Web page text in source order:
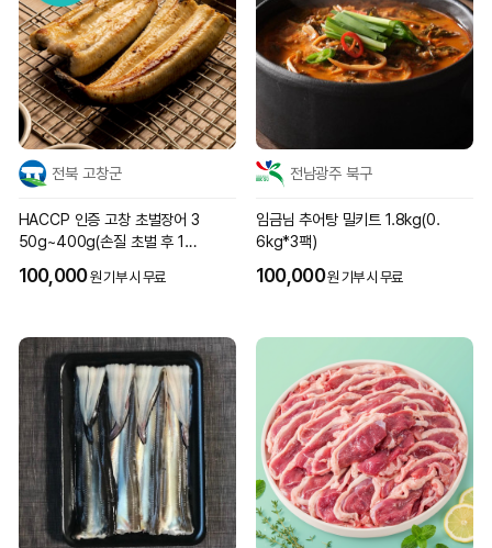
전북 고창군
HACCP 인증 고창 초벌장어 3
50g~400g(손질 초벌 후 1~2
100,000원 기부 시 무료
전남광주 북구
임금님 추어탕 밀키트 1.8kg(0.
6kg*3팩)
100,000원 기부 시 무료